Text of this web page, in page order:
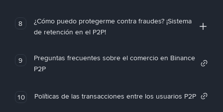
8
¿Cómo puedo protegerme contra fraudes? ¡Sistema
de retención en el P2P!
9
Preguntas frecuentes sobre el comercio en Binance
P2P
10 Políticas de las transacciones entre los usuarios P2P